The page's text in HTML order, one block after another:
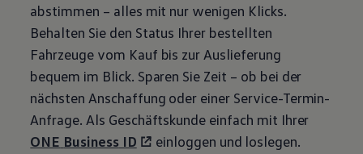
abstimmen – alles mit nur wenigen Klicks.
Behalten Sie den Status Ihrer bestellten
Fahrzeuge vom Kauf bis zur Auslieferung
bequem im Blick. Sparen Sie Zeit – ob bei der
nächsten Anschaffung oder einer Service-Termin-
Anfrage. Als Geschäftskunde einfach mit Ihrer
ONE Business ID einloggen und loslegen.